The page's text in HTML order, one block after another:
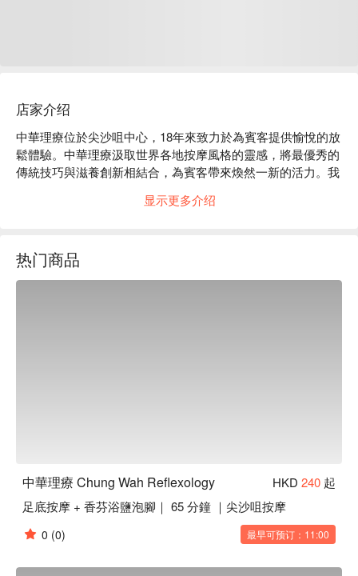
店家介绍
中華理療位於尖沙咀中心，18年來致力於為賓客提供愉悅的放
鬆體驗。中華理療汲取世界各地按摩風格的靈感，將最優秀的
傳統技巧與滋養創新相結合，為賓客帶來煥然一新的活力。我
服務，讓賓客倍感愉悅。
b. 高性價比高，推介足底按摩及中式穴位按摩
尖沙咀按摩 -  中華理療 Massage 立刻預訂
显示更多介绍
热门商品
中華理療 Chung Wah Reflexology HKD 240 起
足底按摩 + 香芬浴鹽泡腳｜ 65 分鐘 ｜尖沙咀按摩
0 (0) 最早可预订：11:00